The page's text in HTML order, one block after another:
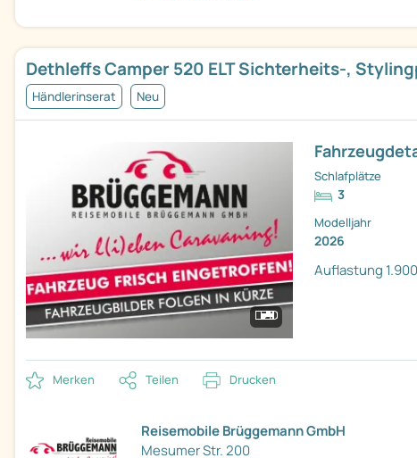
Dethleffs Camper 520 ELT Sichterheits-,
Händlerinserat Neu
Schlafplätze
3
Modelljahr
2026
Auflastung
Merken Teilen Drucken
Reisemobile Brüggemann GmbH
Mesumer Str. 200